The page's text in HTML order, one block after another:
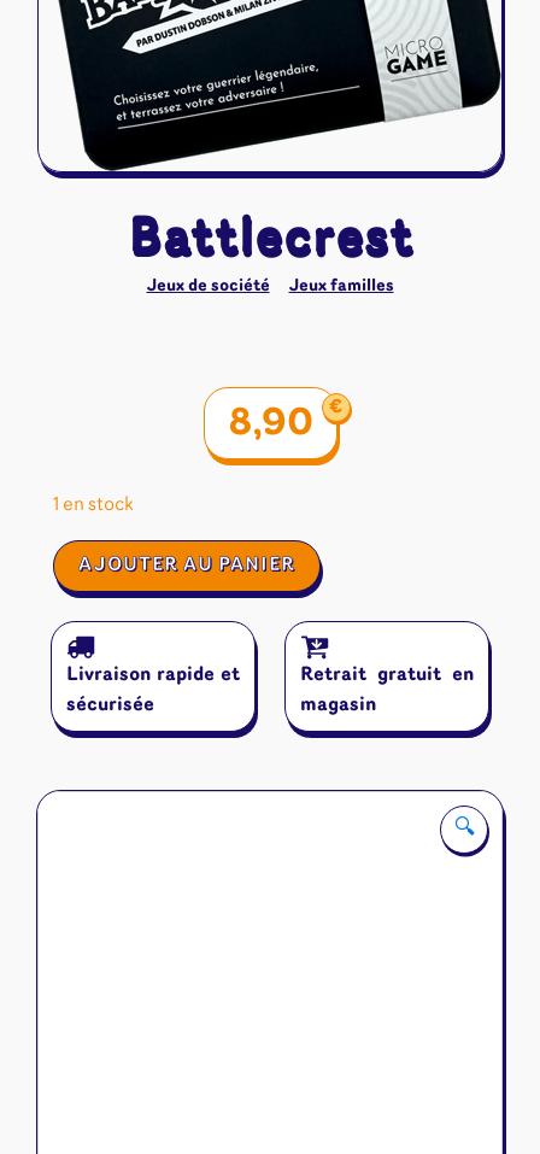
Naruto Mythos
Autres
Tapis de jeu
🔍
Battlecrest
Jeux de société Jeux familles
8,90 €
1 en stock
quantité
de
AJOUTER AU PANIER
Livraison rapide et
sécurisée
Retrait gratuit en
magasin